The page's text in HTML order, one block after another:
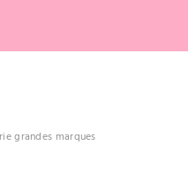
grandes marques